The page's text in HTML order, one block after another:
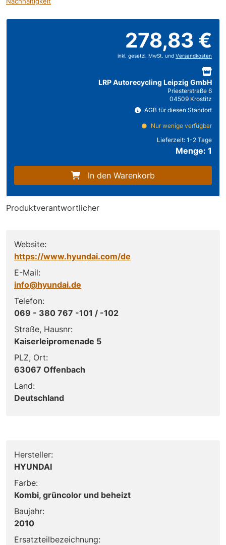
278,83 €
inkl. gesetzl. MwSt. und Versandkosten
LRP Autorecycling Leipzig GmbH
Priesterstraße 6
04509 Krostitz
AGB für diesen Standort
Nur wenige verfügbar
Lieferzeit: 1-2 Tage
Menge: 1
In den Warenkorb
Produktverantwortlicher
Website:
https://www.hyundai.com/de
E-Mail:
info@hyundai.de
Telefon:
069 - 380 767 -101 / -102
Straße, Hausnr:
Kaiserleipromenade 5
PLZ, Ort:
63067 Offenbach
Land:
Deutschland
Hersteller:
HYUNDAI
Farbe:
Kombi, grüncolor und beheizt
Baujahr:
2010
Ersatzteilbezeichnung: